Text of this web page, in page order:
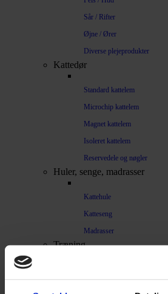
Sår / Rifter
Øjne / Ører
Diverse plejeprodukter
Kattedør
Standard kattelem
Microchip kattelem
Magnet kattelem
Isoleret kattelem
Reservedele og nøgler
Huler, senge, madrasser
Kattehule
Katteseng
Madrasser
Træning